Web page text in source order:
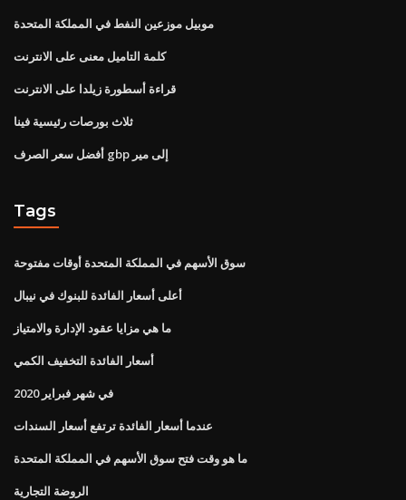
موبيل موزعين النفط في المملكة المتحدة
كلمة التاميل معنى على الانترنت
قراءة أسطورة زيلدا على الانترنت
ثلاث بورصات رئيسية فينا
أفضل سعر الصرف gbp إلى مير
Tags
سوق الأسهم في المملكة المتحدة أوقات مفتوحة
أعلى أسعار الفائدة للبنوك في نيبال
ما هي مزايا عقود الإدارة والامتياز
أسعار الفائدة التخفيف الكمي
في شهر فبراير 2020
عندما أسعار الفائدة ترتفع أسعار السندات
ما هو وقت فتح سوق الأسهم في المملكة المتحدة
الروضة التجارية